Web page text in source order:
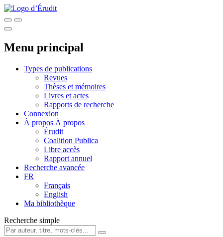
Menu principal
Types de publications
Revues
Thèses et mémoires
Livres et actes
Rapports de recherche
Connexion
À propos À propos
Érudit
Coalition Publica
Libre accès
Rapport annuel
Recherche avancée
FR
Français
English
Ma bibliothèque
Recherche simple